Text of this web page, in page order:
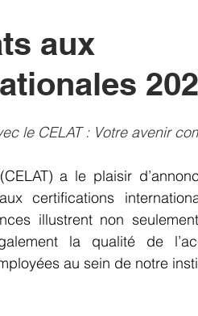
aux
le CELAT : Votre avenir
a le plaisir
certifications
illustrent non
la qualité de
au sein de notre